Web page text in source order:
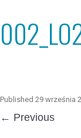
Published 29 września
← Previous